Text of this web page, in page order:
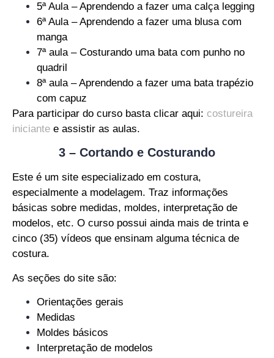
5ª Aula – Aprendendo a fazer uma calça legging
6ª Aula – Aprendendo a fazer uma blusa com
manga
7ª aula – Costurando uma bata com punho no
quadril
8ª aula – Aprendendo a fazer uma bata trapézio
com capuz
Para participar do curso basta clicar aqui: costureira
iniciante e assistir as aulas.
3 – Cortando e Costurando
Este é um site especializado em costura,
especialmente a modelagem. Traz informações
básicas sobre medidas, moldes, interpretação de
modelos, etc. O curso possui ainda mais de trinta e
cinco (35) vídeos que ensinam alguma técnica de
costura.
As seções do site são:
Orientações gerais
Medidas
Moldes básicos
Interpretação de modelos